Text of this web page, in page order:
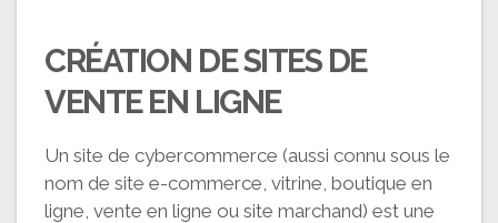
CRÉATION DE SITES DE
VENTE EN LIGNE
Un site de cybercommerce (aussi connu sous le
nom de site e-commerce, vitrine, boutique en
ligne, vente en ligne ou site marchand) est une